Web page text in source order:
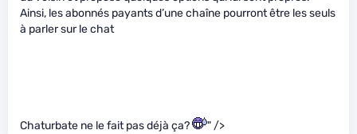
Ainsi, les abonnés payants d’une chaîne pourront être les seuls
à parler sur le chat
Chaturbate ne le fait pas déjà ça? " />